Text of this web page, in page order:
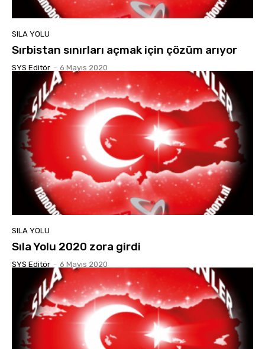
SILA YOLU
Sırbistan sınırları açmak için çözüm arıyor
SYS Editör - 6 Mayıs 2020
SILA YOLU
Sıla Yolu 2020 zora girdi
SYS Editör - 6 Mayıs 2020